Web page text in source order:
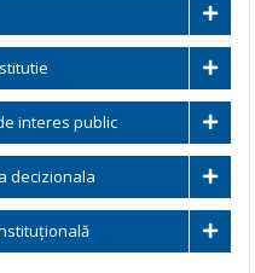
interes public
decizionala